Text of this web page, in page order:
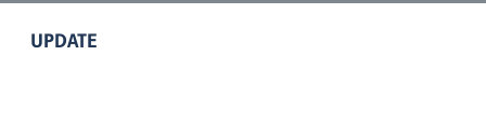
UPDATE